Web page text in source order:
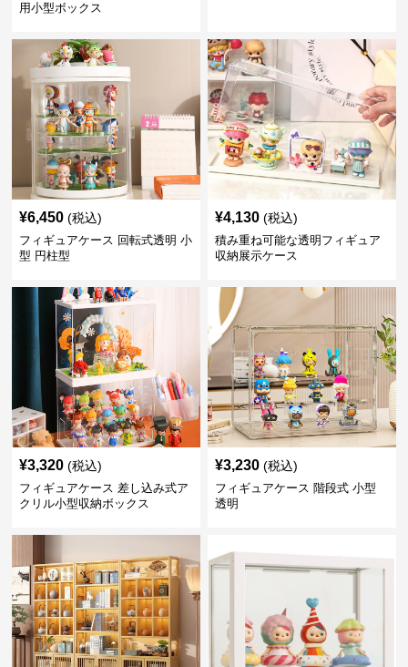
用小型ボックス
¥6,450 (税込)
フィギュアケース 回転式透明 小
型 円柱型
¥4,130 (税込)
積み重ね可能な透明フィギュア
収納展示ケース
¥3,320 (税込)
フィギュアケース 差し込み式ア
クリル小型収納ボックス
¥3,230 (税込)
フィギュアケース 階段式 小型
透明